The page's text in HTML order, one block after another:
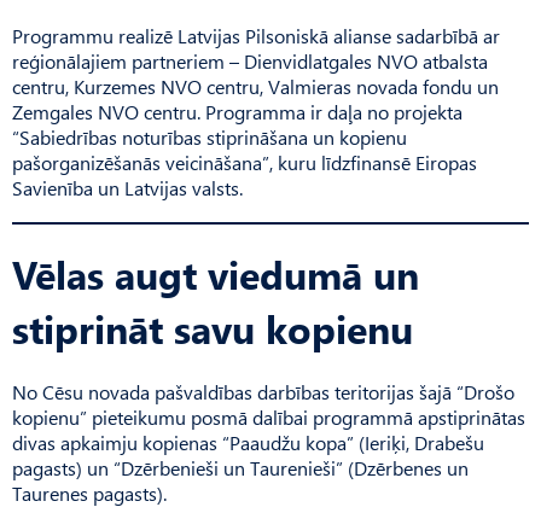
Programmu realizē Latvijas Pilsoniskā alianse sadarbībā ar
reģionālajiem partneriem – Dien­vidlatgales NVO atbalsta
centru, Kurzemes NVO centru, Valmieras novada fondu un
Zemgales NVO centru. Programma ir daļa no projekta
“Sabiedrības noturības stiprināšana un kopienu
pašorganizēšanās veicināšana”, kuru līdzfinansē Eiropas
Savienība un Latvijas valsts.
Vēlas augt viedumā un
stiprināt savu kopienu
No Cēsu novada pašvaldības darbības teritorijas šajā “Drošo
kopienu” pieteikumu posmā dalībai programmā apstiprinātas
divas apkaimju kopienas “Paaudžu kopa” (Ieriķi, Drabešu
pagasts) un “Dzērbenieši un Taurenieši” (Dzērbenes un
Taurenes pagasts).